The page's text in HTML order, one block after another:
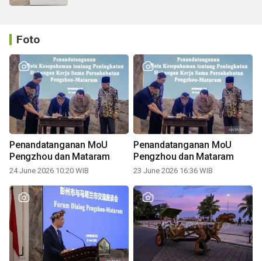
Foto
Penandatanganan MoU
Pengzhou dan Mataram
24 June 2026 10:20 WIB
Penandatanganan MoU
Pengzhou dan Mataram
23 June 2026 16:36 WIB